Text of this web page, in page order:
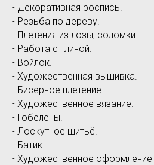
- Декоративная роспись.
- Резьба по дереву.
- Плетения из лозы, соломки.
- Работа с глиной.
- Войлок.
- Художественная вышивка.
- Бисерное плетение.
- Художественное вязание.
- Гобелены.
- Лоскутное шитьё.
- Батик.
- Художественное